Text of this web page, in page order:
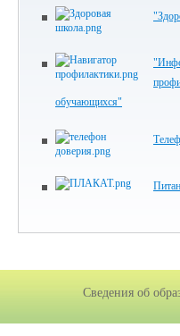
обучающихся"
Сведения об